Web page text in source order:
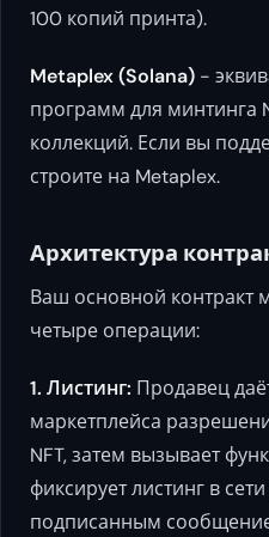
100 копий принта).
Metaplex (Solana) -
программ для минтинга
коллекций. Если вы
строите на Metaplex.
Архитектура
Ваш основной контракт
четыре операции:
1. Листинг: Продавец
маркетплейса
NFT, затем вызывает
фиксирует листинг в
подписанным